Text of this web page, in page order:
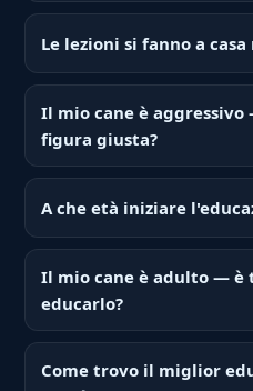
Le lezioni si fanno a
Il mio cane è
figura giusta?
A che età iniziare
Il mio cane è adulto —
educarlo?
Come trovo il miglior